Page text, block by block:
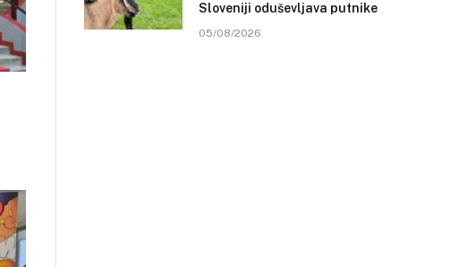
Sloveniji oduševljava putnike
05/08/2026